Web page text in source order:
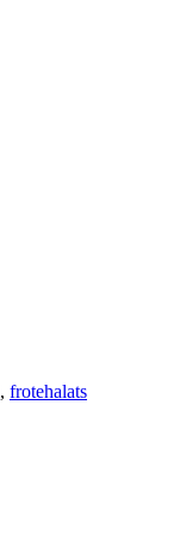
, frotehalats